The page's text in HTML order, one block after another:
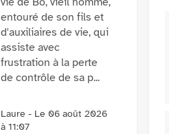
entouré de son fils et
d'auxiliaires de vie, qui
assiste avec
frustration à la perte
de contrôle de sa p...
Laure - Le 06 août 2026
à 11:07